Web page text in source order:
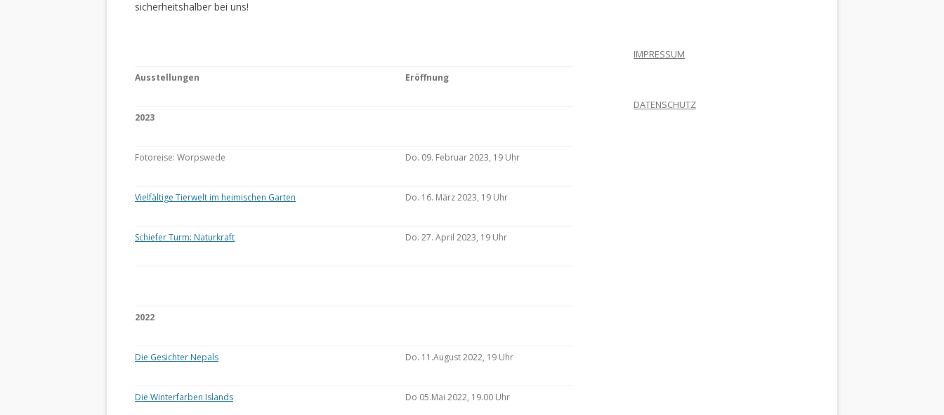
sicherheitshalber bei uns!
Ausstellungen Eröffnung
2023
Fotoreise: Worpswede Do. 09. Februar 2023, 19 Uhr
Vielfältige Tierwelt im heimischen Garten Do. 16. März 2023, 19 Uhr
Schiefer Turm: Naturkraft Do. 27. April 2023, 19 Uhr
2022
Die Gesichter Nepals Do. 11.August 2022, 19 Uhr
Die Winterfarben Islands Do 05.Mai 2022, 19.00 Uhr
IMPRESSUM
DATENSCHUTZ